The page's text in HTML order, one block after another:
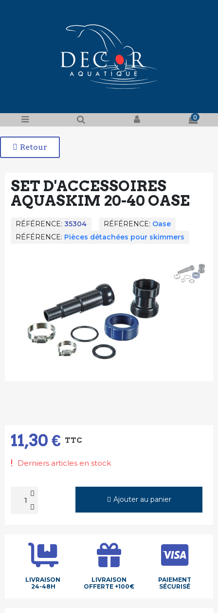
0
Retour
SET D'ACCESSOIRES
AQUASKIM 20-40 OASE
RÉFÉRENCE 35304 RÉFÉRENCE Oase
RÉFÉRENCE Pièces détachées pour skimmers
11,30 € TTC
Derniers articles en stock
Ajouter au panier
LIVRAISON
24-48H
LIVRAISON
OFFERTE +100€
PAIEMENT
SÉCURISÉ